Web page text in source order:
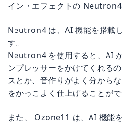
イン・エフェクトの Neutron4
Neutron4 は、AI 機能を搭載
す。
Neutron4 を使用すると、AI
ンプレッサーをかけてくれる
スとか、音作りがよく分から
をかっこよく仕上げることがで
また、 Ozone11 は、AI 機能